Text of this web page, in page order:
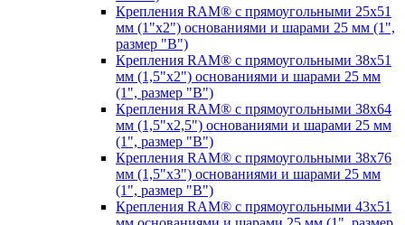
Крепления RAM® с прямоугольными 25х51
мм (1"х2") основаниями и шарами 25 мм (1",
размер "B")
Крепления RAM® с прямоугольными 38х51
мм (1,5"х2") основаниями и шарами 25 мм
(1", размер "B")
Крепления RAM® с прямоугольными 38х64
мм (1,5"х2,5") основаниями и шарами 25 мм
(1", размер "B")
Крепления RAM® с прямоугольными 38х76
мм (1,5"х3") основаниями и шарами 25 мм
(1", размер "B")
Крепления RAM® с прямоугольными 43x51